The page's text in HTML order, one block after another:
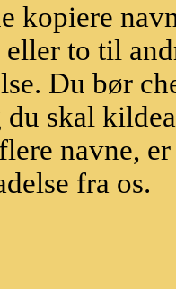
kopiere
to til
Du bør
du skal
navne,
fra os.